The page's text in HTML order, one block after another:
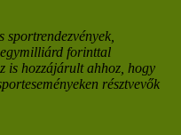
egymilliárd forinttal
is hozzájárult ahhoz, hogy
résztvevők